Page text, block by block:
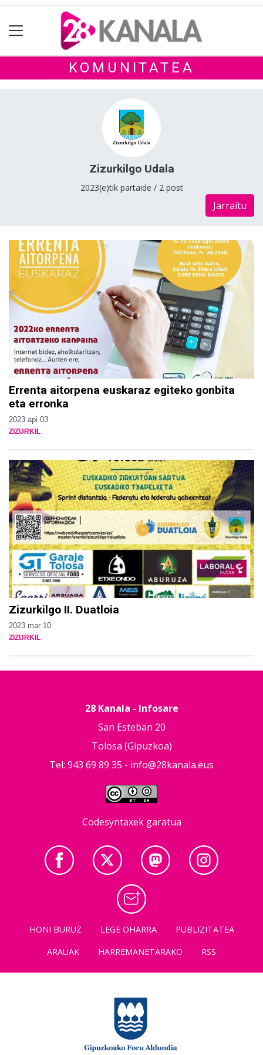
KOMUNITATEA
Zizurkilgo Udala
2023(e)tik partaide / 2 post
Jarraitu
Errenta aitorpena euskaraz egiteko gonbita
eta erronka
2023 api 03
ZIZURKIL
Zizurkilgo II. Duatloia
2023 mar 10
ZIZURKIL
28 Kanala - Infosare
San Esteban 20
Tolosa (Gipuzkoa)
Tel: 943 69 89 35 - info@28kanala.eus
Codesyntaxek garatua
HONI BURUZ LEGE OHARRA
PUBLIZITATEA
ARAUAK
HARREMANETARAKO RSS